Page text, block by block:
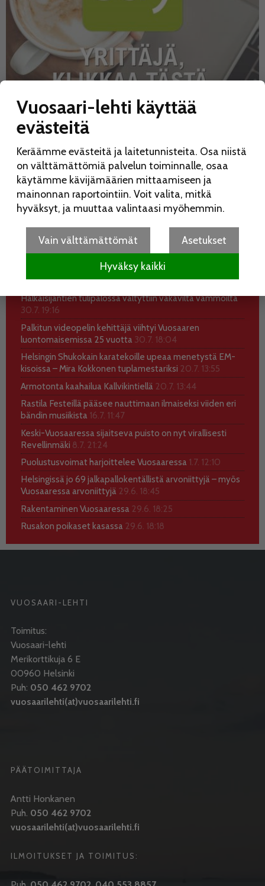
Koko perheen Elojuhlia vietetään Liinamaanpuistossa
15.8.7.8. 10:28
Kesätauon jälkeinen Vuosaari-lehti ilmestyy 12.8.
18:59
Halkaisijantien tulipalossa vältyttiin vakavilta vammoilta
30.7. 19:16
Palkitun videopelin kehittäjä viihtyi Vuosaaren
luontomaisemissa 25 vuotta 30.7. 18:04
Helsingin Shukokain karatekoille upeaa menetystä EM-
kisoissa – Mira Kokkonen tuplamestariksi 20.7. 13:55
Armotonta kaahailua Kallvikintiellä 20.7. 13:44
Rastila Festeillä pääsee nauttimaan ilmaiseksi viiden eri
bändin musiikista 16.7. 11:47
Keski-Vuosaaressa sijaitseva puisto on nyt virallisesti
Revellinmäki 8.7. 21:24
Puolustusvoimat harjoittelee Vuosaaressa 1.7. 12:10
Helsingissä jo 69 jalkapallokentällistä arvoniittyjä – myös
Vuosaaressa arvoniittyjä 29.6. 18:45
Rakentaminen Vuosaaressa 29.6. 18:25
Rusakon poikaset kasassa 29.6. 18:18
VUOSAARI-LEHTI
Toimitus:
Vuosaari-lehti
Merikorttikuja 6 E
00960 Helsinki
Puh: 050 462 9702
vuosaarilehti(at)vuosaarilehti.fi
PÄÄTOIMITTAJA
Antti Honkanen
Puh. 050 462 9702
vuosaarilehti(at)vuosaarilehti.fi
ILMOITUKSET JA TOIMITUS:
Vuosaari-lehti käyttää
evästeitä
Keräämme evästeitä ja laitetunnisteita. Osa niistä
on välttämättömiä palvelun toiminnalle, osaa
käytämme kävijämäärien mittaamiseen ja
mainonnan raportointiin. Voit valita, mitkä
hyväksyt, ja muuttaa valintaasi myöhemmin.
Vain välttämättömät Asetukset
Hyväksy kaikki